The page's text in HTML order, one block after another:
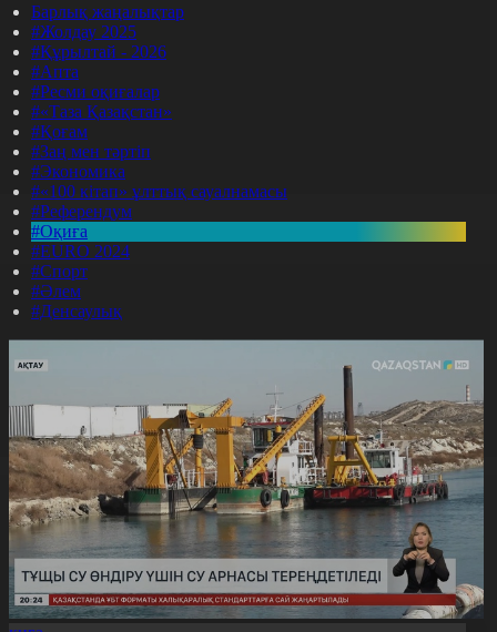
Барлық жаңалықтар
#Жолдау 2025
#Құрылтай - 2026
#Апта
#Ресми оқиғалар
#«Таза Қазақстан»
#Қоғам
#Заң мен тәртіп
#Экономика
#«100 кітап» ұлттық сауалнамасы
#Референдум
#Оқиға
#EURO 2024
#Спорт
#Әлем
#Денсаулық